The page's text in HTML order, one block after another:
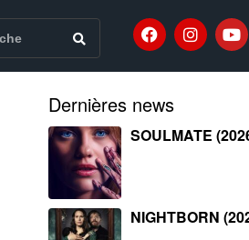
Dernières news
SOULMATE
NIGHTBORN